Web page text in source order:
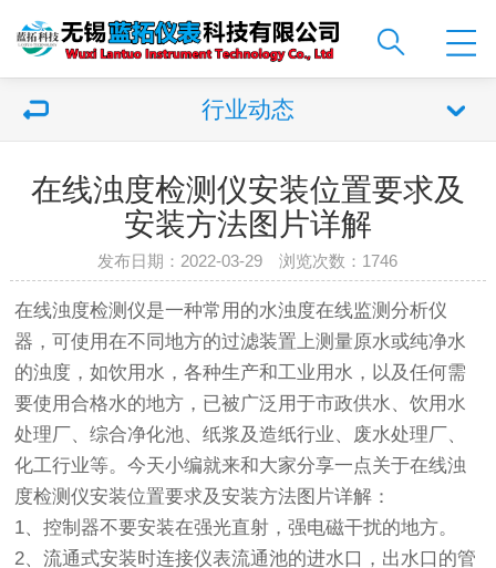
行业动态
在线浊度检测仪安装位置要求及
安装方法图片详解
发布日期：2022-03-29 浏览次数： 1746
在线浊度检测仪是一种常用的水浊度在线监测分析仪
器，可使用在不同地方的过滤装置上测量原水或纯净水
的浊度，如饮用水，各种生产和工业用水，以及任何需
要使用合格水的地方，已被广泛用于市政供水、饮用水
处理厂、综合净化池、纸浆及造纸行业、废水处理厂、
化工行业等。今天小编就来和大家分享一点关于在线浊
度检测仪安装位置要求及安装方法图片详解：
1、控制器不要安装在强光直射，强电磁干扰的地方。
2、流通式安装时连接仪表流通池的进水口，出水口的管